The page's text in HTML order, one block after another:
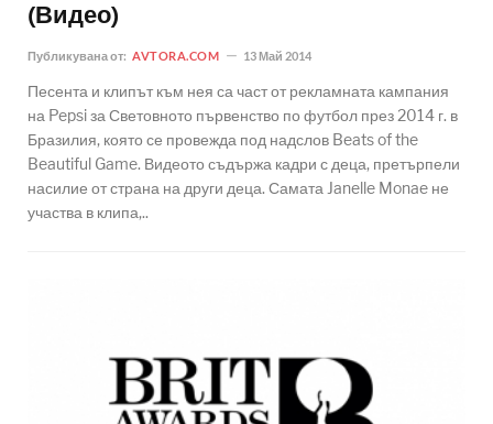
(Видео)
Публикувана от: AVTORA.COM 13 Май 2014
Песента и клипът към нея са част от рекламната кампания
на Pepsi за Световното първенство по футбол през 2014 г. в
Бразилия, която се провежда под надслов Beats of the
Beautiful Game. Видеото съдържа кадри с деца, претърпели
насилие от страна на други деца. Самата Janelle Monae не
участва в клипа,..